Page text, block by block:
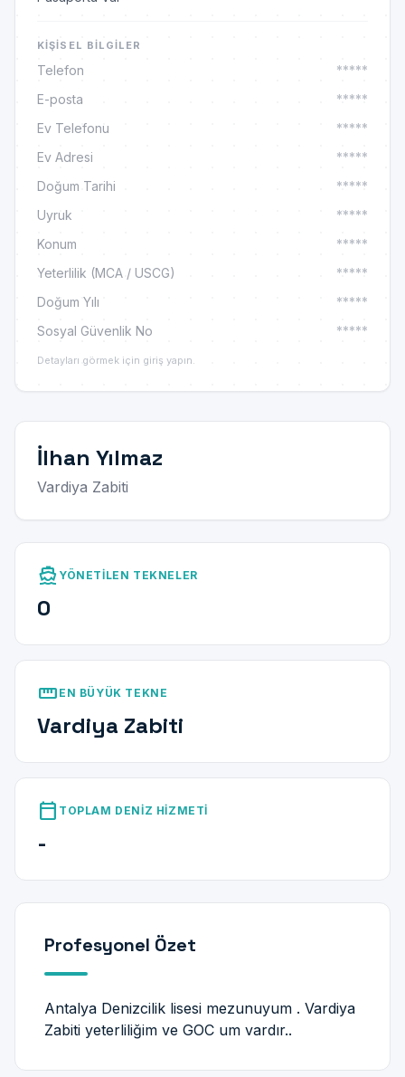
KIŞISEL BILGILER
Telefon
*****
E-posta
*****
Ev Telefonu
*****
Ev Adresi
*****
Doğum Tarihi
*****
Uyruk
*****
Konum
*****
Yeterlilik (MCA / USCG)
*****
Doğum Yılı
*****
Sosyal Güvenlik No
*****
Detayları görmek için giriş yapın.
İlhan Yılmaz
Vardiya Zabiti
directions_boat YÖNETILEN TEKNELER
0
straighten EN BÜYÜK TEKNE
Vardiya Zabiti
calendar_today TOPLAM DENIZ HIZMETI
-
Profesyonel Özet
Antalya Denizcilik lisesi mezunuyum . Vardiya
Zabiti yeterliliğim ve GOC um vardır..